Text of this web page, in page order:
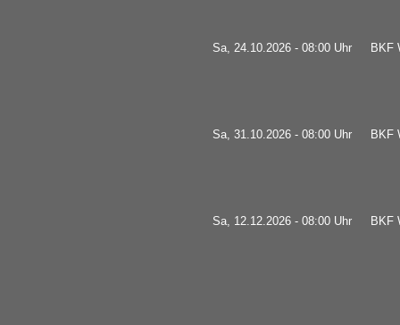
Sa, 24.10.2026 - 08:00 Uhr BKF
Sa, 31.10.2026 - 08:00 Uhr BKF
Sa, 12.12.2026 - 08:00 Uhr BKF